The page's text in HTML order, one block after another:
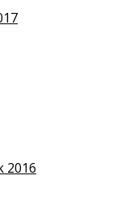
2016